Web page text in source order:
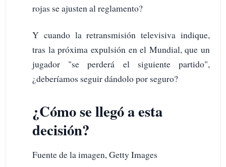
rojas se ajusten al reglamento?
Y cuando la retransmisión televisiva indique,
tras la próxima expulsión en el Mundial, que un
jugador "se perderá el siguiente partido",
¿deberíamos seguir dándolo por seguro?
¿Cómo se llegó a esta
decisión?
Fuente de la imagen, Getty Images